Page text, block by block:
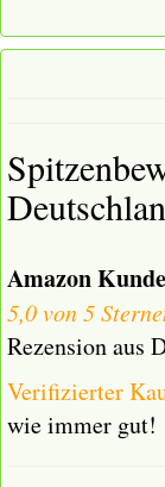
Amazon Kunde
5,0 von 5
Rezension aus
Verifizierter
wie immer gut!